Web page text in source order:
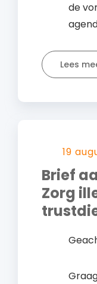
de
Lees
19
Brief
Zorg